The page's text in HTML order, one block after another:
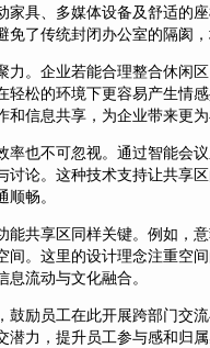
具、多媒体设备及舒适的
了传统封闭办公室的隔阂
。企业若能合理整合休闲
松的环境下更容易产生情
信息共享，为企业带来更为
率也不可忽视。通过智能会
论。这种技术支持让共享
畅。
共享区同样关键。例如，
。这里的设计理念注重空
流动与文化融合。
励员工在此开展跨部门交
力，提升员工参与感和归